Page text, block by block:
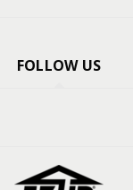
FOLLOW US